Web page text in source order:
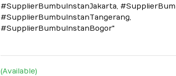
#SupplierBumbuInstanJakarta,
#SupplierBumbuInstanTangerang,
#SupplierBumbuInstanBogor"
(Available)